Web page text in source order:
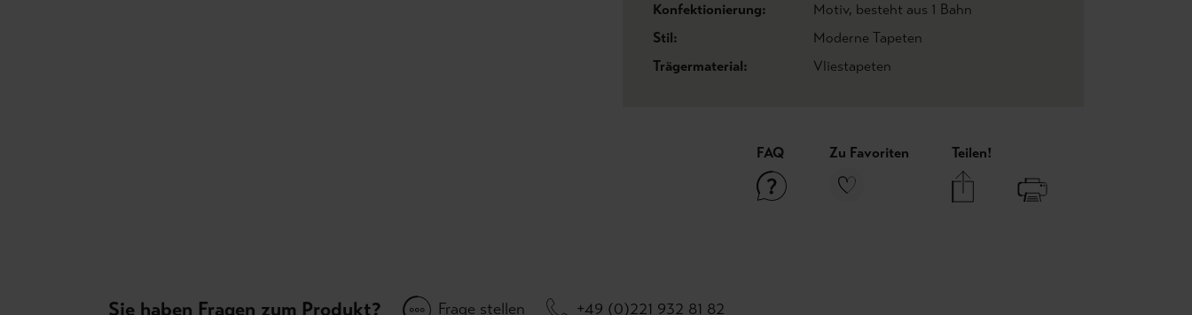
Konfektionierung:
Motiv, besteht aus 1 Bahn
Stil:
Moderne Tapeten
Trägermaterial:
Vliestapeten
FAQ Zu Favoriten Teilen!
Sie haben Fragen zum Produkt? Frage stellen +49 (0)221 932 81 82